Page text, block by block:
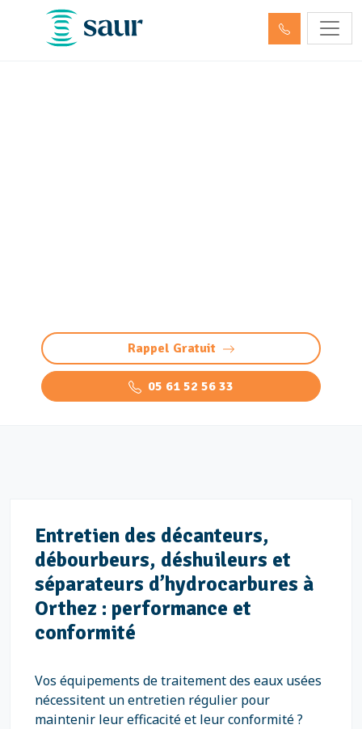
Rappel Gratuit
05 61 52 56 33
Entretien des décanteurs,
débourbeurs, déshuileurs et
séparateurs d’hydrocarbures à
Orthez : performance et
conformité
Vos équipements de traitement des eaux usées
nécessitent un entretien régulier pour
maintenir leur efficacité et leur conformité ?